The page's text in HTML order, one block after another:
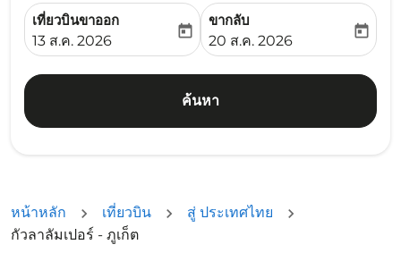
เที่ยวบินขาออก
fc-booking-departure-date-aria-label
13 ส.ค. 2026
today
ขากลับ
fc-booking-return-date-
20 ส.ค. 2026
today
ค้นหา
หน้าหลัก เที่ยวบิน
สู่ ประเทศไทย
กัวลาลัมเปอร์ - ภูเก็ต